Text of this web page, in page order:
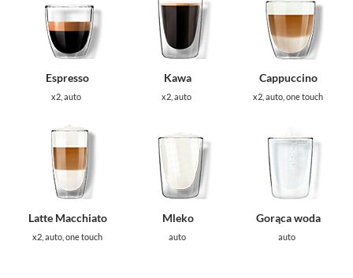
Espresso
х2, auto
Kawa
х2, auto
Cappuccino
x2, auto, one touch
Latte Macchiato
x2, auto, one touch
Mleko
auto
Gorąca woda
auto